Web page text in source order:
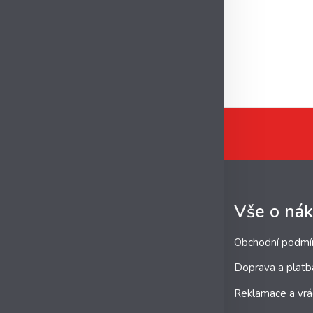
Vše o
Obchodní
Doprava a
Reklamace a